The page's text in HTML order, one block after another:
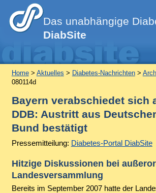
Das unabhängige
DiabSite
Home> Aktuelles > Diabetes-Nachrichten>
080114d
Bayern verabschiedet sich
DDB: Austritt aus
Bund bestätigt
Pressemitteilung: Diabetes-Portal DiabSite
Hitzige Diskussionen bei
Landesversammlung
Bereits im September 2007 hatte der